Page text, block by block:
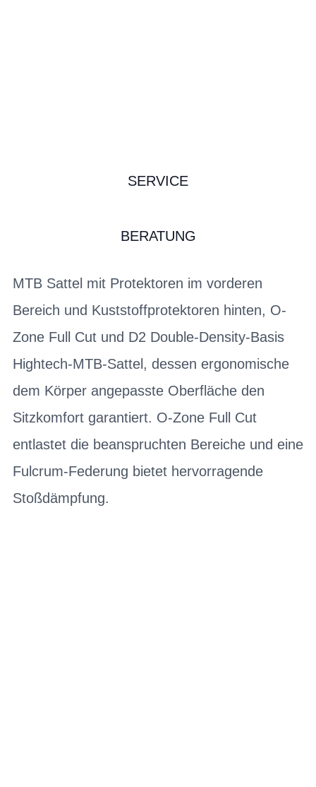
SERVICE
BERATUNG
MTB Sattel mit Protektoren im vorderen
Bereich und Kuststoffprotektoren hinten, O-
Zone Full Cut und D2 Double-Density-Basis
Hightech-MTB-Sattel, dessen ergonomische
dem Körper angepasste Oberfläche den
Sitzkomfort garantiert. O-Zone Full Cut
entlastet die beanspruchten Bereiche und eine
Fulcrum-Federung bietet hervorragende
Stoßdämpfung.